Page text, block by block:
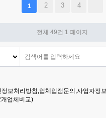
1 2 3 4
전체 49건 1 페이지